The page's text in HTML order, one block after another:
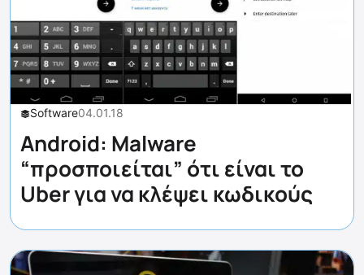
Software04.01.18
Android: Malware
“προσποιείται” ότι είναι το
Uber για να κλέψει κωδικούς